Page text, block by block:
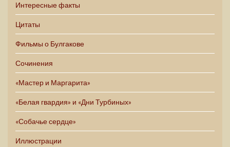
Интересные факты
Цитаты
Фильмы о Булгакове
Сочинения
«Мастер и Маргарита»
«Белая гвардия» и «Дни Турбиных»
«Собачье сердце»
Иллюстрации